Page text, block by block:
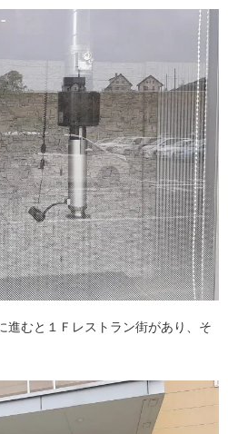
進むと１Ｆレストラン街があり、そ